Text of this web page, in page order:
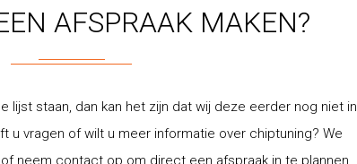
AFSPRAAK MAKEN?
lijst staan, dan kan het zijn dat wij deze eerder nog niet in
u vragen of wilt u meer informatie over chiptuning? We
neem contact op om direct een afspraak in te plannen.